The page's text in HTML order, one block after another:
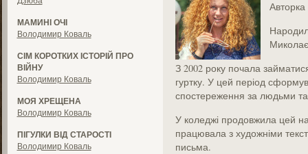
МАМИНІ ОЧІ
Володимир Коваль
СІМ КОРОТКИХ ІСТОРІЙ ПРО
ВІЙНУ
Володимир Коваль
МОЯ ХРЕЩЕНА
Володимир Коваль
ПІГУЛКИ ВІД СТАРОСТІ
Володимир Коваль
Авторка
З 2002 року почала
гуртку. У цей період
спостереження за людьми
У коледжі продовжила цей
працювала з художніми
письма.